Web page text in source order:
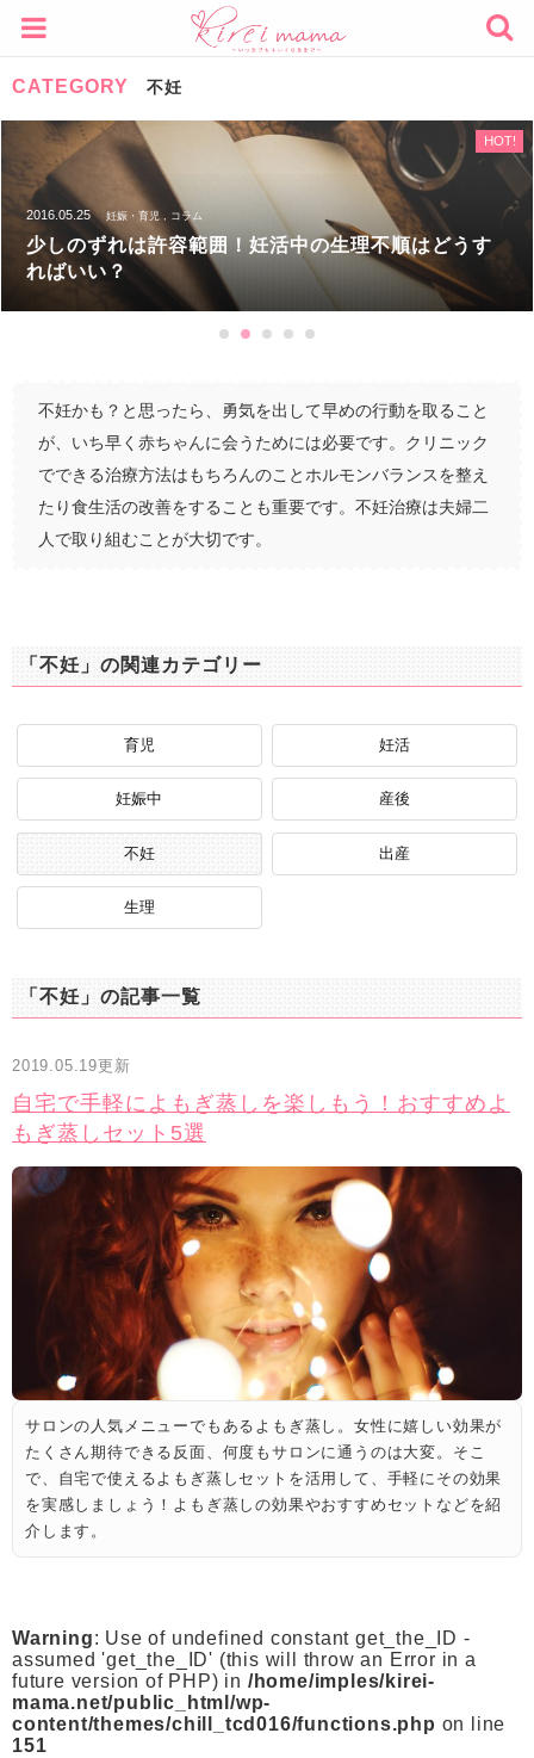
CATEGORY 不妊
HOT!
2016.10.13 コラム , 妊娠・育児
男女の産み分けは迷信！？赤ちゃんの性別をコント
ロールする科学的根拠
不妊かも？と思ったら、勇気を出して早めの行動を取ること
が、いち早く赤ちゃんに会うためには必要です。クリニック
でできる治療方法はもちろんのことホルモンバランスを整え
たり食生活の改善をすることも重要です。不妊治療は夫婦二
人で取り組むことが大切です。
「不妊」の関連カテゴリー
育児 妊活
妊娠中 産後
不妊 出産
生理
「不妊」の記事一覧
2019.05.19更新
自宅で手軽によもぎ蒸しを楽しもう！おすすめよ
もぎ蒸しセット5選
サロンの人気メニューでもあるよもぎ蒸し。女性に嬉しい効果が
たくさん期待できる反面、何度もサロンに通うのは大変。そこ
で、自宅で使えるよもぎ蒸しセットを活用して、手軽にその効果
を実感しましょう！よもぎ蒸しの効果やおすすめセットなどを紹
介します。
Warning: Use of undefined constant get_the_ID -
assumed 'get_the_ID' (this will throw an Error in a
future version of PHP) in /home/imples/kirei-
mama.net/public_html/wp-
content/themes/chill_tcd016/functions.php on line
151